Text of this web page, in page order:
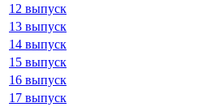
12 выпуск
13 выпуск
14 выпуск
15 выпуск
16 выпуск
17 выпуск